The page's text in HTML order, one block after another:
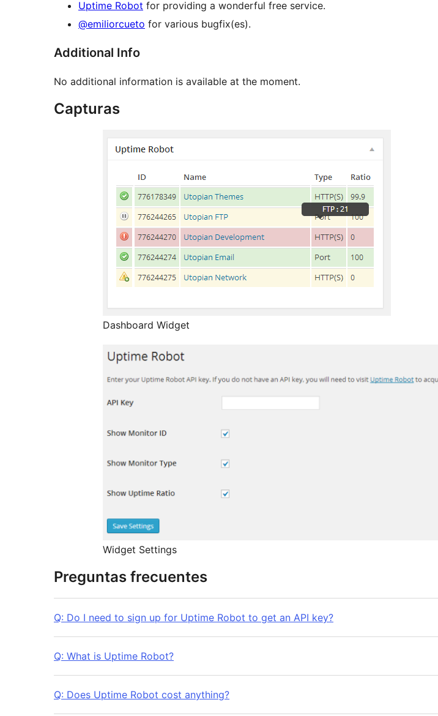
Uptime Robot for providing a wonderful free service.
@emiliorcueto for various bugfix(es).
Additional Info
No additional information is available at the moment.
Capturas
Dashboard Widget
Widget Settings
Preguntas frecuentes
Q: Do I need to sign up for Uptime Robot to get an API key?
Q: What is Uptime Robot?
Q: Does Uptime Robot cost anything?